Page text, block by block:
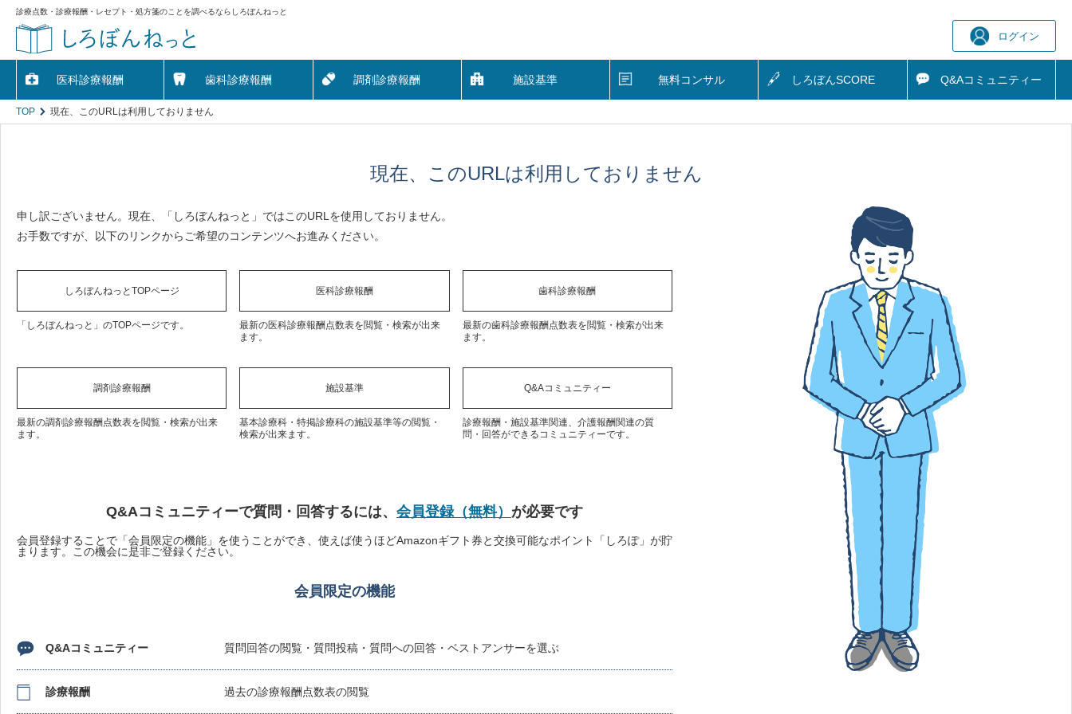
診療点数・診療報酬・レセプト・処方箋のことを調べるならしろぼんねっと
ログイン
医科診療報酬 歯科診療報酬 調剤診療報酬 施設基準 無料コンサル しろぼんSCORE Q&Aコミュニティー
TOP 現在、このURLは利用しておりません
現在、このURLは利用しておりません
申し訳ございません。現在、「しろぼんねっと」ではこのURLを使用しておりません。
お手数ですが、以下のリンクからご希望のコンテンツへお進みください。
しろぼんねっとTOPページ
「しろぼんねっと」のTOPページです。
医科診療報酬
最新の医科診療報酬点数表を閲覧・検索が出来
ます。
歯科診療報酬
最新の歯科診療報酬点数表を閲覧・検索が出来
ます。
調剤診療報酬
最新の調剤診療報酬点数表を閲覧・検索が出来
ます。
施設基準
基本診療科・特掲診療科の施設基準等の閲覧・
検索が出来ます。
Q&Aコミュニティー
診療報酬・施設基準関連、介護報酬関連の質
問・回答ができるコミュニティーです。
Q&Aコミュニティーで質問・回答するには、 会員登録（無料） が必要です
会員登録することで「会員限定の機能」を使うことができ、使えば使うほどAmazonギフト券と交換可能なポイント「しろぽ」が貯
まります。この機会に是非ご登録ください。
会員限定の機能
Q&Aコミュニティー 質問回答の閲覧・質問投稿・質問への回答・ベストアンサーを選ぶ
診療報酬 過去の診療報酬点数表の閲覧